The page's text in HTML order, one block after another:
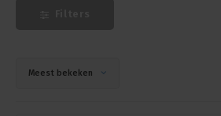
Meest bekeken